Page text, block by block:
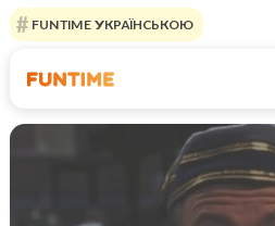
FUNTIME УКРАЇНСЬКОЮ